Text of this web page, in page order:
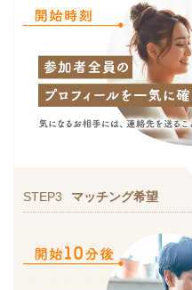
STEP3 マッチング希望